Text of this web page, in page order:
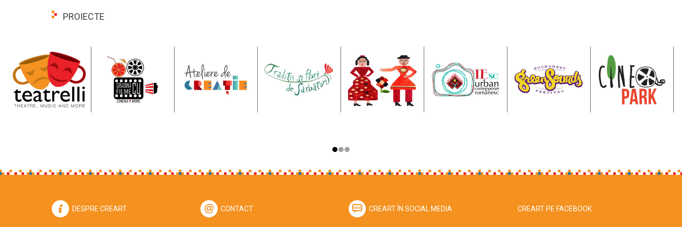
PROIECTE
DESPRE CREART CONTACT CREART ÎN SOCIAL MEDIA CREART PE FACEBOOK